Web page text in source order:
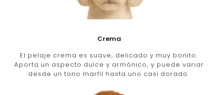
Crema
El pelaje crema es suave, delicado y muy bonito.
Aporta un aspecto dulce y armónico, y puede variar
desde un tono marfil hasta uno casi dorado.